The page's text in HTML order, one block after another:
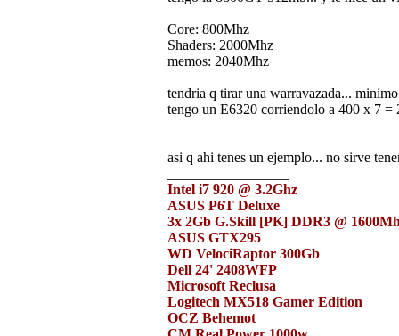
Core: 800Mhz
Shaders: 2000Mhz
memos: 2040Mhz
tendria q tirar una warravazada...
tengo un E6320 corriendolo a 400 x 7 =
asi q ahi tenes un ejemplo... no sirve
Intel i7 920 @ 3.2Ghz
ASUS P6T Deluxe
3x 2Gb G.Skill [PK] DDR3 @
ASUS GTX295
WD VelociRaptor 300Gb
Dell 24' 2408WFP
Microsoft Reclusa
Logitech MX518 Gamer Edition
OCZ Behemot